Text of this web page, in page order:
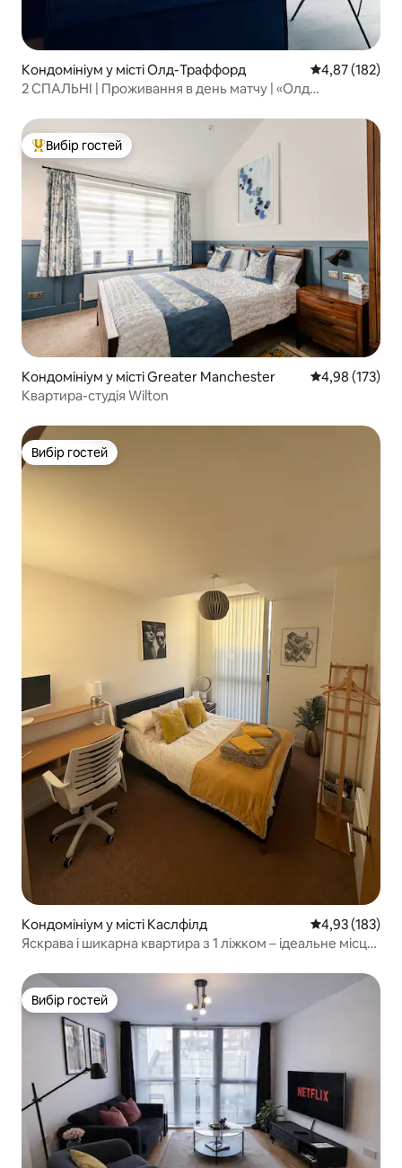
Кондомініум у місті Олд-Траффорд Середня
4,87 (182)
2 СПАЛЬНІ | Проживання в день матчу | «Олд
Топ вибір гостей
Вибір гостей
Кондомініум у місті Greater Manchester Середня
4,98 (173)
Квартира-студія Wilton
Вибір гостей
Вибір гостей
Кондомініум у місті Каслфілд Середня
4,93 (183)
Яскрава і шикарна квартира з 1 ліжком – ідеальне місце
Вибір гостей
Вибір гостей